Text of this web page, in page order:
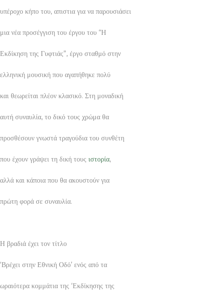
υπέροχο κήπο του, απιστια για να παρουσιάσει
μια νέα προσέγγιση του έργου του “Η
Εκδίκηση της Γυφτιάς”, έργο σταθμό στην
ελληνική μουσική που αγαπήθηκε πολύ
και θεωρείται πλέον κλασικό. Στη μοναδική
αυτή συναυλία, το δικό τους χρώμα θα
προσθέσουν γνωστά τραγούδια του συνθέτη
που έχουν γράψει τη δική τους ιστορία,
αλλά και κάποια που θα ακουστούν για
πρώτη φορά σε συναυλία.
Η βραδιά έχει τον τίτλο
‘Βρέχει στην Εθνική Οδό’ ενός από τα
ωραιότερα κομμάτια της ‘Εκδίκησης της